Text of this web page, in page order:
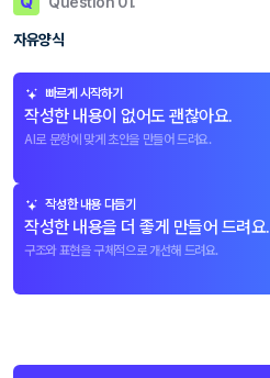
자유양식
빠르게 시작하기
작성한 내용이 없어도 괜찮아요.
AI로 문항에 맞게 초안을 만들어 드려요.
작성한 내용 다듬기
작성한 내용을 더 좋게 만들어 드려요.
구조와 표현을 구체적으로 개선해 드려요.